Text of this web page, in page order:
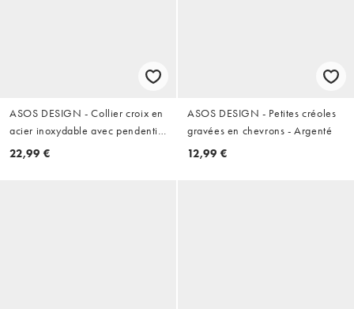
ASOS DESIGN - Collier croix en
acier inoxydable avec pendentif
en pierre citrine et cristal - Doré
22,99 €
ASOS DESIGN - Petites créoles
gravées en chevrons - Argenté
12,99 €